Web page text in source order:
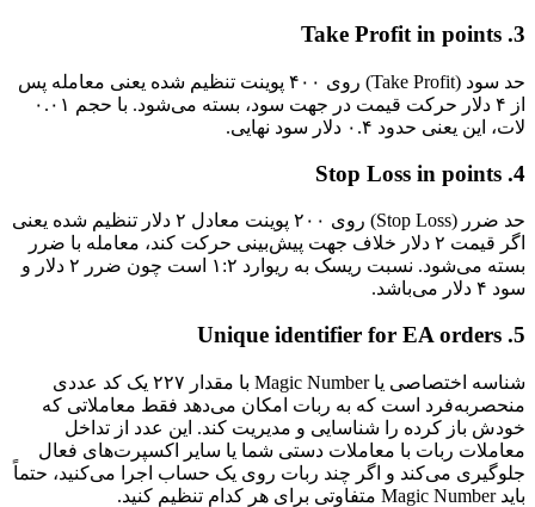
3. Take Profit in points
حد سود (Take Profit) روی ۴۰۰ پوینت تنظیم شده یعنی معامله پس
از ۴ دلار حرکت قیمت در جهت سود، بسته می‌شود. با حجم ۰.۰۱
لات، این یعنی حدود ۰.۴ دلار سود نهایی.
4. Stop Loss in points
حد ضرر (Stop Loss) روی ۲۰۰ پوینت معادل ۲ دلار تنظیم شده یعنی
اگر قیمت ۲ دلار خلاف جهت پیش‌بینی حرکت کند، معامله با ضرر
بسته می‌شود. نسبت ریسک به ریوارد ۱:۲ است چون ضرر ۲ دلار و
سود ۴ دلار می‌باشد.
5. Unique identifier for EA orders
شناسه اختصاصی یا Magic Number با مقدار ۲۲۷ یک کد عددی
منحصربه‌فرد است که به ربات امکان می‌دهد فقط معاملاتی که
خودش باز کرده را شناسایی و مدیریت کند. این عدد از تداخل
معاملات ربات با معاملات دستی شما یا سایر اکسپرت‌های فعال
جلوگیری می‌کند و اگر چند ربات روی یک حساب اجرا می‌کنید، حتماً
باید Magic Number متفاوتی برای هر کدام تنظیم کنید.